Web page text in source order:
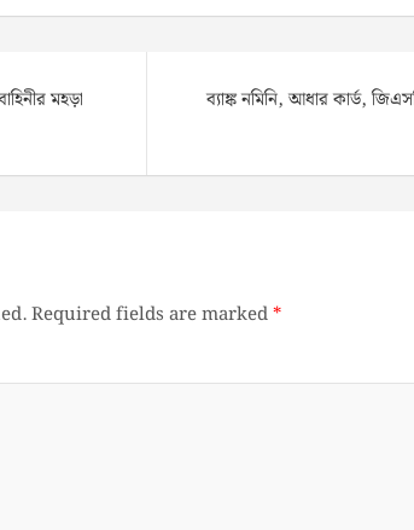
মহড়া
ব্যাঙ্ক নমিনি, আধার কার্ড,
Required fields are marked*